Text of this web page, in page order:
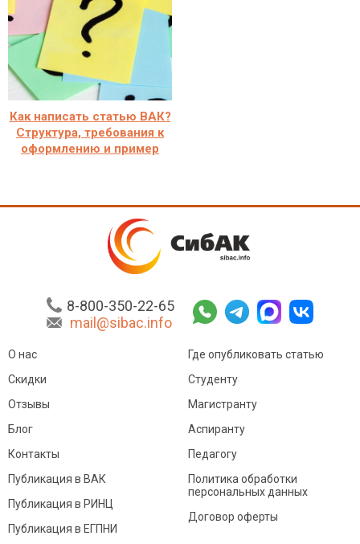
Как написать статью ВАК?
Структура, требования к
оформлению и пример
8-800-350-22-65
mail@sibac.info
О нас
Скидки
Отзывы
Блог
Контакты
Где опубликовать статью
Студенту
Магистранту
Аспиранту
Педагогу
Публикация в ВАК
Публикация в РИНЦ
Публикация в ЕГПНИ
Политика обработки
персональных данных
Договор оферты